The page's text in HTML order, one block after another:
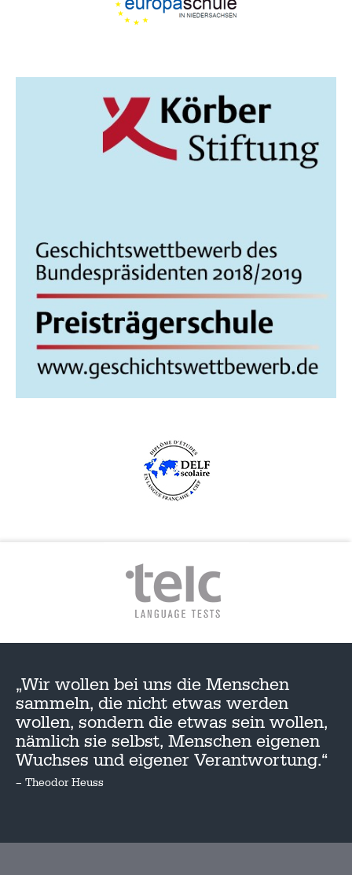
„Wir wollen bei uns die Menschen
sammeln, die nicht etwas werden
wollen, sondern die etwas sein wollen,
nämlich sie selbst, Menschen eigenen
Wuchses und eigener Verantwortung.“
– Theodor Heuss